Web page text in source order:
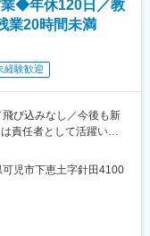
ォローなども評価対象
成・助言・指導から、
・実行をお任せしま
定時にはスムーズに帰
宅をお手ごろな価格で
て営業ができます。
とができればエース級
をいただいており、若
っております。
業◆年休120日／教
業20時間未満
経験歓迎
び込みなし／今後も新
責任者として活躍いた
社の「魅力ある住宅」
成し、営業活動を行い
児市下恵土字針田4100